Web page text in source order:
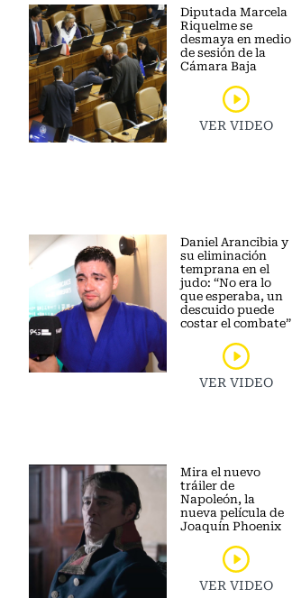
Diputada Marcela
Riquelme se
desmaya en medio
de sesión de la
Cámara Baja
VER VIDEO
Daniel Arancibia y
su eliminación
temprana en el
judo: “No era lo
que esperaba, un
descuido puede
costar el combate”
VER VIDEO
Mira el nuevo
tráiler de
Napoleón, la
nueva película de
Joaquín Phoenix
VER VIDEO